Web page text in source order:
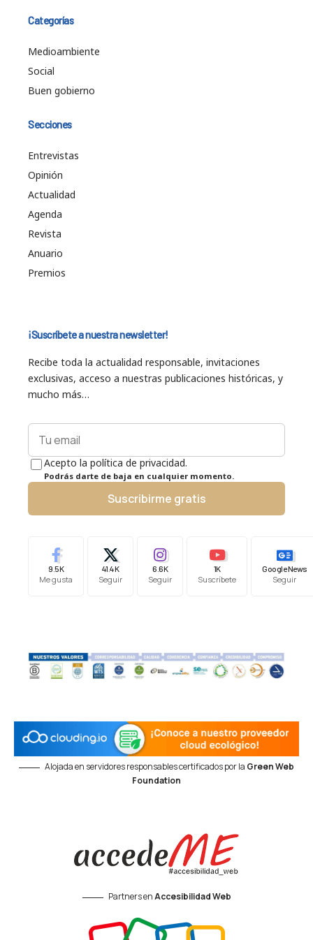
Categorías
Medioambiente
Social
Buen gobierno
Secciones
Entrevistas
Opinión
Actualidad
Agenda
Revista
Anuario
Premios
¡Suscríbete a nuestra newsletter!
Recibe toda la actualidad responsable, invitaciones
exclusivas, acceso a nuestras publicaciones históricas, y
mucho más…
Acepto la política de privacidad.
Podrás darte de baja en cualquier momento.
Suscribirme gratis
9.5K
Me gusta
41.4K
Seguir
6.6K
Seguir
1K
Suscríbete
Google News
Seguir
Alojada en servidores responsables certificados por la Green Web
Foundation
Partners enAccesibilidad Web